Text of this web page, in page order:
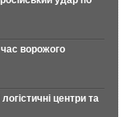
ворожого
центри та